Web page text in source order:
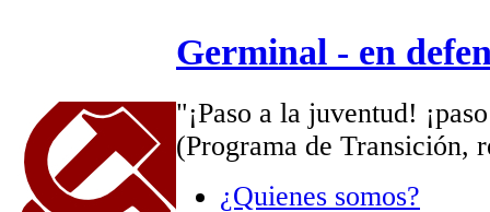
Germinal - en
"¡Paso a la juventud!
(Programa de Transición,
¿Quienes somos?